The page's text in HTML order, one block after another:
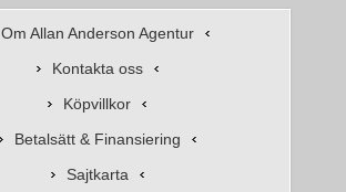
Om Allan Anderson Agentur
Kontakta oss
Köpvillkor
Betalsätt & Finansiering
Sajtkarta